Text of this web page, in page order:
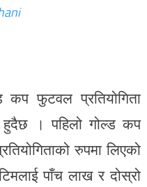
कप फुटवल प्रतियोगिता
। पहिलो गोल्ड कप
रुपमा लिएको
पाँच लाख र दोस्रो